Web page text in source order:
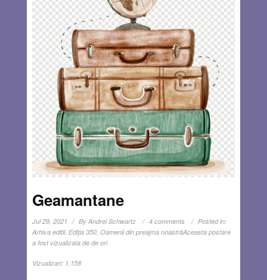
Geamantane
Jul 29, 2021 By Andrei Schwartz 4 comments
Posted in:
Arhiva editii, Ediţia 350, Oamenii din preajma noastrăAceasta postare
a fost vizualizata de de ori
Vizualizari: 1,158